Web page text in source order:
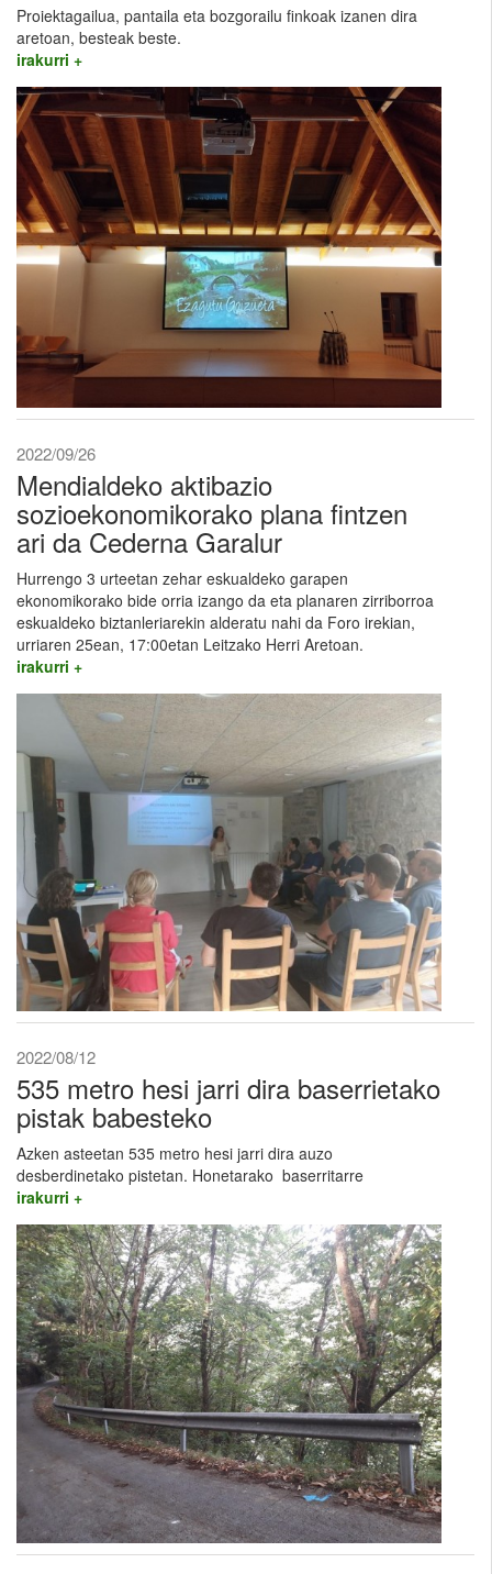
Proiektagailua, pantaila eta bozgorailu finkoak izanen dira
aretoan, besteak beste.
irakurri +
2022/09/26
Mendialdeko aktibazio
sozioekonomikorako plana fintzen
ari da Cederna Garalur
Hurrengo 3 urteetan zehar eskualdeko garapen
ekonomikorako bide orria izango da eta planaren zirriborroa
eskualdeko biztanleriarekin alderatu nahi da Foro irekian,
urriaren 25ean, 17:00etan Leitzako Herri Aretoan.
irakurri +
2022/08/12
535 metro hesi jarri dira baserrietako
pistak babesteko
Azken asteetan 535 metro hesi jarri dira auzo
desberdinetako pistetan. Honetarako baserritarre
irakurri +